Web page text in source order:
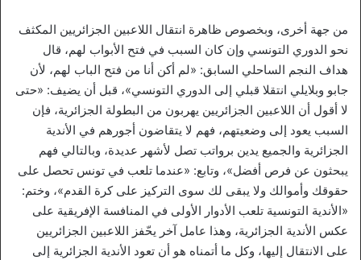
من جهة أخرى، وبخصوص ظاهرة انتقال اللاعبين الجزائريين المكثف
نحو الدوري التونسي وإن كان السبب في فتح الأبواب لهم، قال
هداف النجم الساحلي السابق: «لم أكن أنا من فتح الباب لهم، لأن
جابو وبلايلي انتقلا قبلي إلى الدوري التونسي»، قبل أن يضيف: «حتى
لا أقول أن اللاعبين الجزائريين يهربون من البطولة الجزائرية، فإن
السبب يعود إلى وضعيتهم، فهم لا يتقاضون أجورهم في الأندية
الجزائرية والجميع يدين برواتب تصل لأشهر عديدة، وبالتالي فهم
يبحثون عن فرص أفضل»، وتابع: «عندما تلعب في تونس تحصل على
حقوقك وأموالك ولا يبقى لك سوى التركيز على كرة القدم»، وختم:
«الأندية التونسية تلعب الأدوار الأولى في المنافسة الإفريقية على
عكس الأندية الجزائرية، وهذا عامل آخر يحّفز اللاعبين الجزائريين
على الانتقال إليها، وكل ما أتمناه هو أن تعود الأندية الجزائرية إلى